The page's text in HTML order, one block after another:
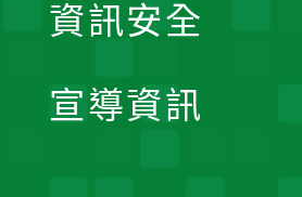
資訊安全
宣導資訊